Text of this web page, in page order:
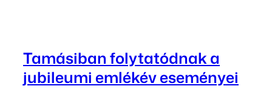
Tamásiban folytatódnak a
jubileumi emlékév eseményei